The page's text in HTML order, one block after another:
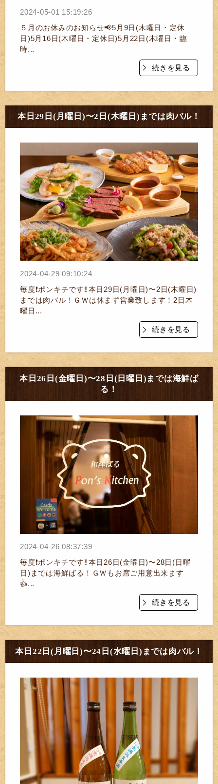
2024-05-01 15:19:26
５月のお休みのお知らせ📢5月9日(木曜日・定休
日)5月16日(木曜日・定休日)5月22日(木曜日・臨
時...
続きを見る
本日29日(月曜日)〜2日(木曜日)までは肉バル！
2024-04-29 09:10:24
毎度❗ポンキチです‼️本日29日(月曜日)〜2日(木曜日)
までは肉バル！ＧＷは休まず営業致します！2日木
曜日...
続きを見る
本日26日(金曜日)〜28日(日曜日)までは海鮮ば
る！
2024-04-26 08:37:39
毎度❗ポンキチです‼️本日26日(金曜日)〜28日(日曜
日)までは海鮮ばる！ＧＷもお席ご用意出来ます
👍...
続きを見る
本日22日(月曜日)〜24日(水曜日)までは肉バル！